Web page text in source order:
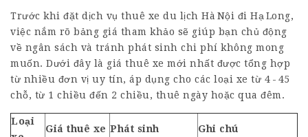
Trước khi đặt dịch vụ thuê xe du lịch Hà Nội đi Hạ Long,
việc nắm rõ bảng giá tham khảo sẽ giúp bạn chủ động
về ngân sách và tránh phát sinh chi phí không mong
muốn. Dưới đây là giá thuê xe mới nhất được tổng hợp
từ nhiều đơn vị uy tín, áp dụng cho các loại xe từ 4 - 45
chỗ, từ 1 chiều đến 2 chiều, thuê ngày hoặc qua đêm.
Loại
Giá thuê xe Phát sinh Ghi chú